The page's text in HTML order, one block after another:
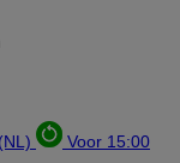
Voor 15:00